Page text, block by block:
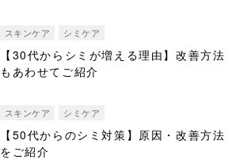
スキンケア シミケア
【30代からシミが増える理由】改善方法
もあわせてご紹介
スキンケア シミケア
【50代からのシミ対策】原因・改善方法
をご紹介